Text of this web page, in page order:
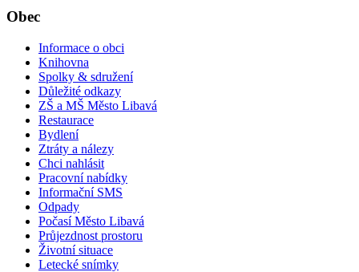
Obec
Informace o obci
Knihovna
Spolky & sdružení
Důležité odkazy
ZŠ a MŠ Město Libavá
Restaurace
Bydlení
Ztráty a nálezy
Chci nahlásit
Pracovní nabídky
Informační SMS
Odpady
Počasí Město Libavá
Průjezdnost prostoru
Životní situace
Letecké snímky